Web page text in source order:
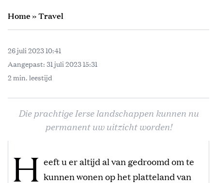
Home»Travel
26 juli 2023 10:41
Aangepast: 31 juli 2023 15:31
2 min. leestijd
Die prachtige Ierse landschappen kunnen nu
permanent uw uitzicht worden!
H eeft u er altijd al van gedroomd om te
kunnen wonen op het platteland van